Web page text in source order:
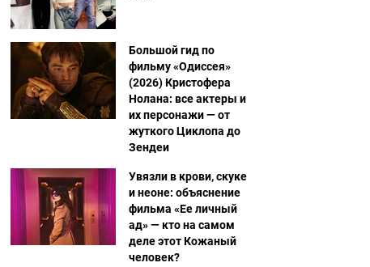
Большой гид по
фильму «Одиссея»
(2026) Кристофера
Нолана: все актеры и
их персонажи — от
жуткого Циклопа до
Зендеи
Увязли в крови, скуке
и неоне: объяснение
фильма «Ее личный
ад» — кто на самом
деле этот Кожаный
человек?